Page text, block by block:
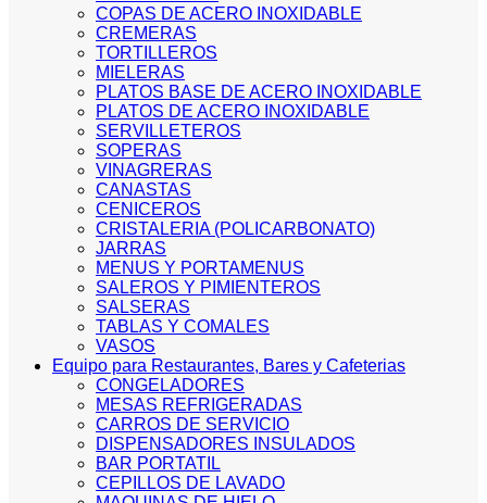
COPAS DE ACERO INOXIDABLE
CREMERAS
TORTILLEROS
MIELERAS
PLATOS BASE DE ACERO INOXIDABLE
PLATOS DE ACERO INOXIDABLE
SERVILLETEROS
SOPERAS
VINAGRERAS
CANASTAS
CENICEROS
CRISTALERIA (POLICARBONATO)
JARRAS
MENUS Y PORTAMENUS
SALEROS Y PIMIENTEROS
SALSERAS
TABLAS Y COMALES
VASOS
Equipo para Restaurantes, Bares y Cafeterias
CONGELADORES
MESAS REFRIGERADAS
CARROS DE SERVICIO
DISPENSADORES INSULADOS
BAR PORTATIL
CEPILLOS DE LAVADO